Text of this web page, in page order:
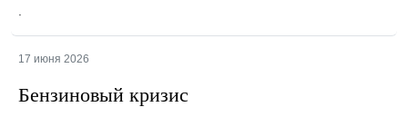
.
17 июня 2026
Бензиновый кризис